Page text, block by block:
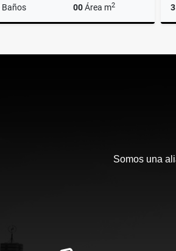
Baños 00Área m2
$650.000.000
3
Somos una